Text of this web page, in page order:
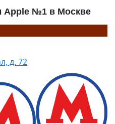
Apple №1 в Москве
д. 72